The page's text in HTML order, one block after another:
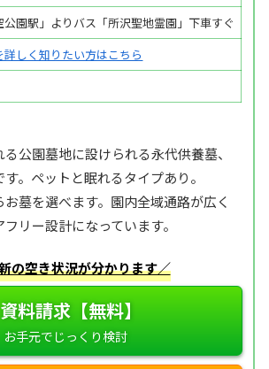
公園駅」よりバス「所沢聖地霊園」下車すぐ
詳しく知りたい方はこちら
公園墓地に設けられる永代供養墓、
。ペットと眠れるタイプあり。
墓を選べます。園内全域通路が広く
リー設計になっています。
の空き状況が分かります／
資料請求【無料】